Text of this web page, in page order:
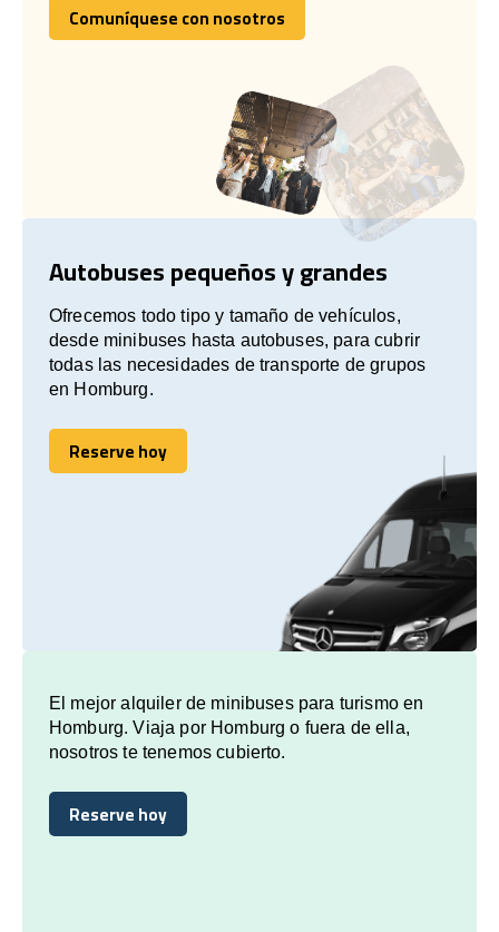
Comuníquese con nosotros
Comuníquese con nosotros
Autobuses pequeños y grandes
Ofrecemos todo tipo y tamaño de vehículos,
desde minibuses hasta autobuses, para cubrir
todas las necesidades de transporte de grupos
en Homburg.
Reserve hoy
Reserve hoy
El mejor alquiler de minibuses para turismo en
Homburg. Viaja por Homburg o fuera de ella,
nosotros te tenemos cubierto.
Reserve hoy
Reserve hoy